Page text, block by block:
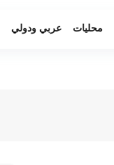
محليات عربي ودولي